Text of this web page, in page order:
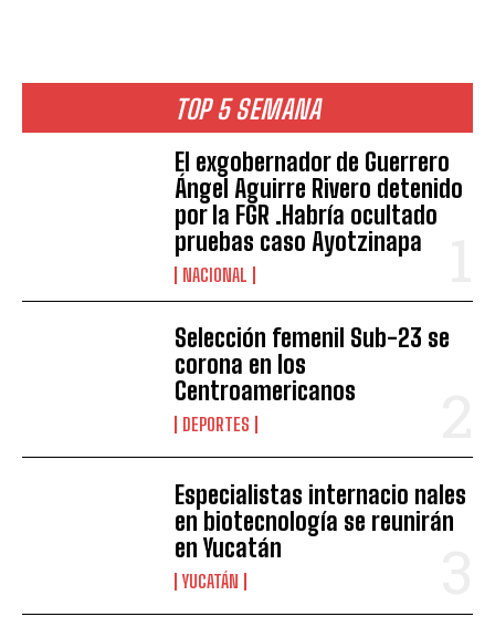
TOP 5 SEMANA
El exgobernador de Guerrero
Ángel Aguirre Rivero detenido
por la FGR .Habría ocultado
pruebas caso Ayotzinapa
NACIONAL
Selección femenil Sub-23 se
corona en los
Centroamericanos
DEPORTES
Especialistas internacio nales
en biotecnología se reunirán
en Yucatán
YUCATÁN